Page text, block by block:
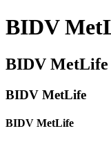
BIDV
BIDV MetLife
BIDV MetLife
BIDV MetLife